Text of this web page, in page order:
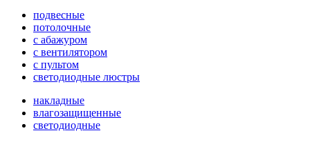
подвесные
потолочные
с абажуром
с вентилятором
с пультом
светодиодные люстры
накладные
влагозащищенные
светодиодные